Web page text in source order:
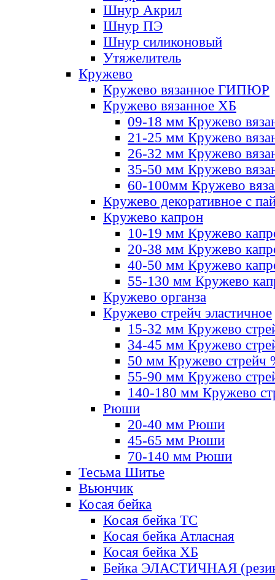
Шнур Акрил
Шнур ПЭ
Шнур силиконовый
Утяжелитель
Кружево
Кружево вязанное ГИПЮР
Кружево вязанное ХБ
09-18 мм Кружево
21-25 мм Кружево
26-32 мм Кружево
35-50 мм Кружево
60-100мм Кружево
Кружево декоративное с
Кружево капрон
10-19 мм Кружево
20-38 мм Кружево
40-50 мм Кружево
55-130 мм Кружево
Кружево органза
Кружево стрейч эластичное
15-32 мм Кружево
34-45 мм Кружево
50 мм Кружево стрейч
55-90 мм Кружево
140-180 мм Кружево
Рюши
20-40 мм Рюши
45-65 мм Рюши
70-140 мм Рюши
Тесьма Шитье
Вьюнчик
Косая бейка
Косая бейка ТС
Косая бейка Атласная
Косая бейка ХБ
Бейка ЭЛАСТИЧНАЯ